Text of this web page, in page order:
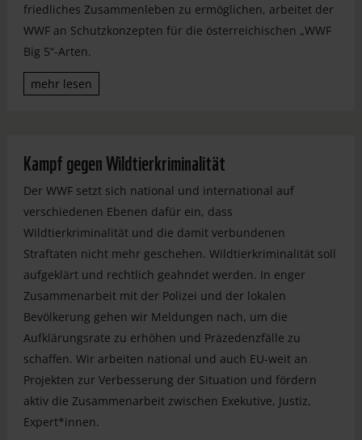
friedliches Zusammenleben zu ermöglichen, arbeitet der
WWF an Schutzkonzepten für die österreichischen „WWF
Big 5“-Arten.
mehr lesen
Kampf gegen Wildtierkriminalität
Der WWF setzt sich national und international auf
verschiedenen Ebenen dafür ein, dass
Wildtierkriminalität und die damit verbundenen
Straftaten nicht mehr geschehen. Wildtierkriminalität soll
aufgeklärt und rechtlich geahndet werden. In enger
Zusammenarbeit mit der Polizei und der lokalen
Bevölkerung gehen wir Meldungen nach, um die
Aufklärungsrate zu erhöhen und Präzedenzfälle zu
schaffen. Wir arbeiten national und auch EU-weit an
Projekten zur Verbesserung der Situation und fördern
aktiv die Zusammenarbeit zwischen Exekutive, Justiz,
Expert*innen.